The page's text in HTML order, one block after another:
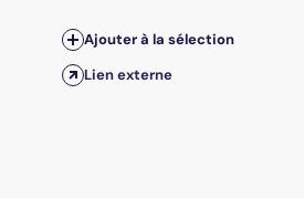
Ajouter à la sélection
Lien externe